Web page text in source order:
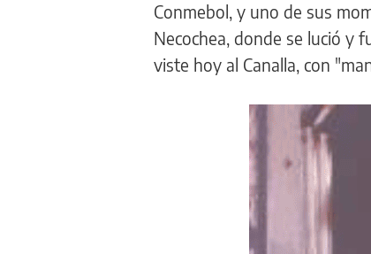
Conmebol, y uno de sus
Necochea, donde se lució y
viste hoy al Canalla, con